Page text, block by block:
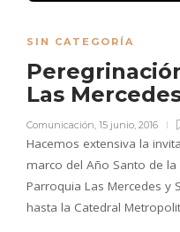
SIN CATEGORÍA
Las
Comunicación 15 junio, 2016
Hacemos extensiva la
marco del Año Santo de
Parroquia Las Mercedes y
hasta la Catedral